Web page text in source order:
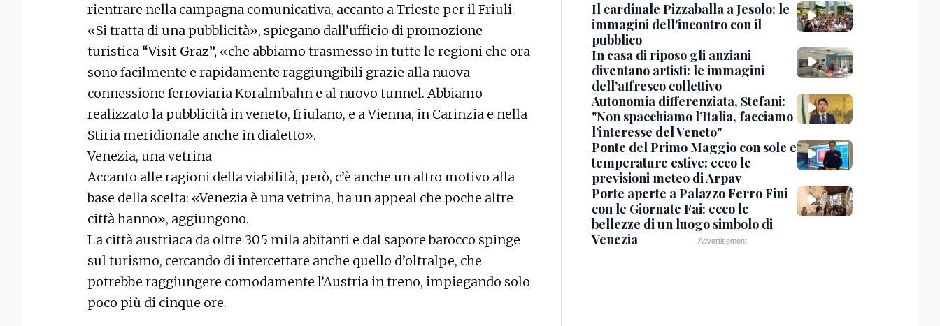
rientrare nella campagna comunicativa, accanto a Trieste per il Friuli.
«Si tratta di una pubblicità», spiegano dall’ufficio di promozione
turistica “Visit Graz”, «che abbiamo trasmesso in tutte le regioni che ora
sono facilmente e rapidamente raggiungibili grazie alla nuova
connessione ferroviaria Koralmbahn e al nuovo tunnel. Abbiamo
realizzato la pubblicità in veneto, friulano, e a Vienna, in Carinzia e nella
Stiria meridionale anche in dialetto».
Venezia, una vetrina
Accanto alle ragioni della viabilità, però, c’è anche un altro motivo alla
base della scelta: «Venezia è una vetrina, ha un appeal che poche altre
città hanno», aggiungono.
La città austriaca da oltre 305 mila abitanti e dal sapore barocco spinge
sul turismo, cercando di intercettare anche quello d’oltralpe, che
potrebbe raggiungere comodamente l’Austria in treno, impiegando solo
poco più di cinque ore.
Il cardinale Pizzaballa a Jesolo: le
immagini dell'incontro con il
pubblico
In casa di riposo gli anziani
diventano artisti: le immagini
dell’affresco collettivo
Autonomia differenziata, Stefani:
"Non spacchiamo l’Italia, facciamo
l’interesse del Veneto"
Ponte del Primo Maggio con sole e
temperature estive: ecco le
previsioni meteo di Arpav
Porte aperte a Palazzo Ferro Fini
con le Giornate Fai: ecco le
bellezze di un luogo simbolo di
Venezia